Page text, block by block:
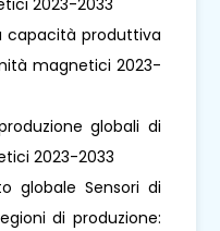
capacità produttiva
magnetici 2023-
globali di
2023-2033
globale Sensori di
di produzione: